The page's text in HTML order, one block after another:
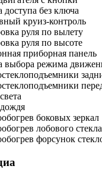
доступа без ключа
круиз-контроль
руля по вылету
руля по высоте
приборная панель
выбора режима
боковых зеркал
лобового стекла
форсунок